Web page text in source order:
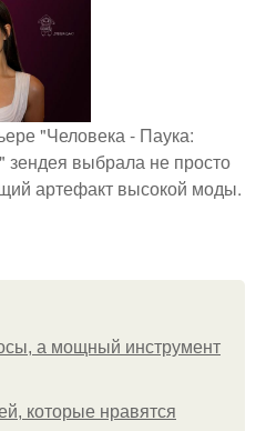
"Человека - Паука:
выбрала не просто
артефакт высокой моды.
а мощный инструмент
которые нравятся